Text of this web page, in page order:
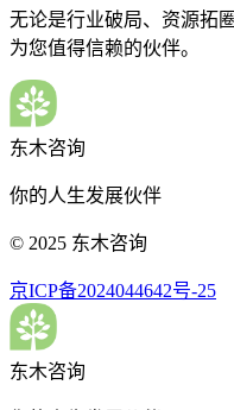
无论是行业破局、资源拓
为您值得信赖的伙伴。
东木咨询
你的人生发展伙伴
© 2025 东木咨询
京ICP备2024044642号-25
东木咨询